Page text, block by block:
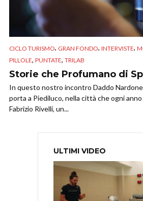
CICLO TURISMO, GRAN FONDO, INTERVISTE,
PILLOLE, PUNTATE, TRILAB
Storie che Profumano di
In questo nostro incontro Daddo
porta a Piediluco, nella città che ogni
Fabrizio Rivelli, un...
ULTIMI VIDEO